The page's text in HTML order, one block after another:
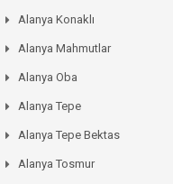
Alanya Konaklı
Alanya Mahmutlar
Alanya Oba
Alanya Tepe
Alanya Tepe Bektas
Alanya Tosmur